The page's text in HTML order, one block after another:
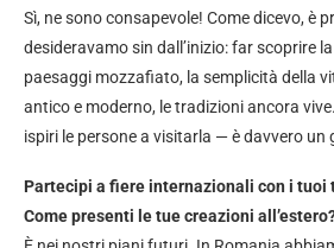
Sì, ne sono consapevole! Come dicevo, è
desideravamo sin dall’inizio: far scoprire
paesaggi mozzafiato, la semplicità della
antico e moderno, le tradizioni ancora
ispiri le persone a visitarla — è davvero un
Partecipi a fiere internazionali con i tuoi
Come presenti le tue creazioni